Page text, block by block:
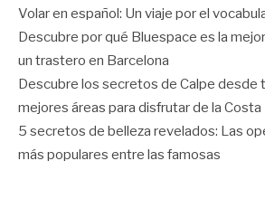
Volar en español: Un viaje por el
Descubre por qué Bluespace es la
un trastero en Barcelona
Descubre los secretos de Calpe desde
mejores áreas para disfrutar de la Costa
5 secretos de belleza revelados: Las
más populares entre las famosas